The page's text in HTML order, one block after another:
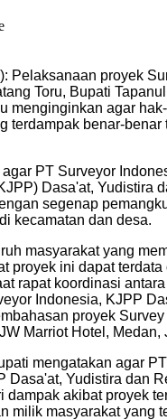
Pelaksanaan proyek
Toru, Bupati
menginginkan agar
terdampak benar-benar
PT Surveyor
Dasa'at, Yudistira
segenap
kecamatan dan desa.
masyarakat yang
proyek ini dapat
rapat koordinasi antara
Indonesia, KJPP
proyek Survey
Marriot Hotel, Medan,
mengatakan agar
Dasa'at, Yudistira dan
dampak akibat proyek
milik masyarakat yang